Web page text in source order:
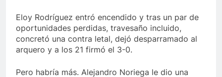
Eloy Rodríguez entró encendido y tras un par de
oportunidades perdidas, travesaño incluido,
concretó una contra letal, dejó desparramado al
arquero y a los 21 firmó el 3-0.
Pero habría más. Alejandro Noriega le dio una